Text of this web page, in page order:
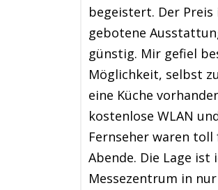
begeistert. Der
gebotene
günstig. Mir gefiel
Möglichkeit, selbst
eine Küche
kostenlose WLAN
Fernseher waren toll
Abende. Die Lage ist
Messezentrum in